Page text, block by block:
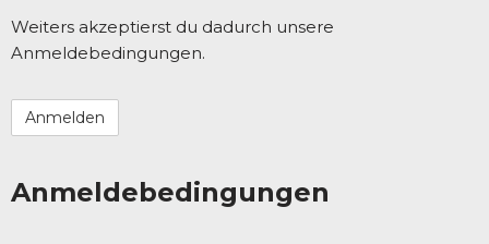
Weiters akzeptierst du dadurch unsere
Anmeldebedingungen.
Anmeldebedingungen